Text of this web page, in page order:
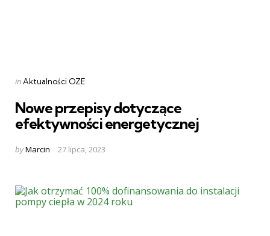
Categories
Posted
inAktualności OZE
Nowe przepisy dotyczące
efektywności energetycznej
Posted
byMarcin 27 lipca, 2023